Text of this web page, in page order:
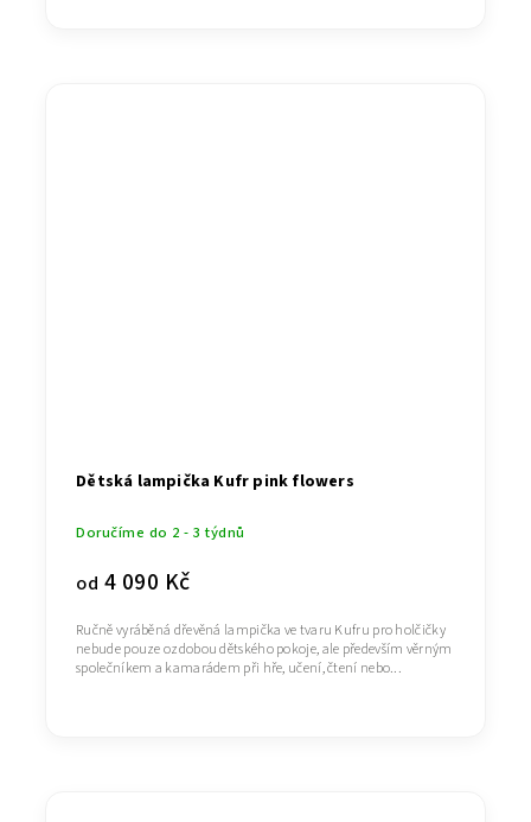
Dětská lampička Kufr pink flowers
Doručíme do 2 - 3 týdnů
od 4 090 Kč
Ručně vyráběná dřevěná lampička ve tvaru Kufru pro holčičky
nebude pouze ozdobou dětského pokoje, ale především věrným
společníkem a kamarádem při hře, učení, čtení nebo...